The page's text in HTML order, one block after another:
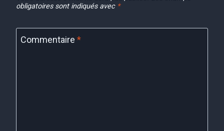
obligatoires sont indiqués avec *
Commentaire *